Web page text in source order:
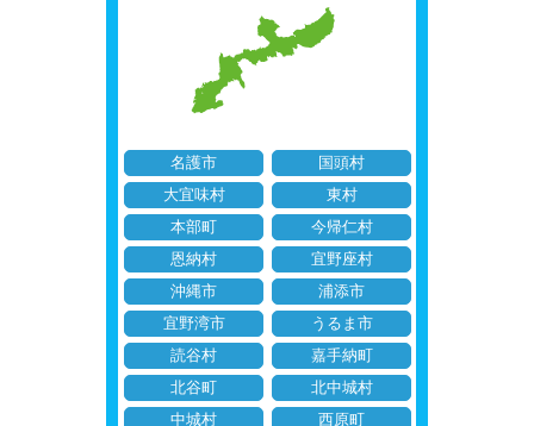
名護市
国頭村
大宜味村
東村
本部町
今帰仁村
恩納村
宜野座村
沖縄市
浦添市
宜野湾市
うるま市
読谷村
嘉手納町
北谷町
北中城村
中城村
西原町